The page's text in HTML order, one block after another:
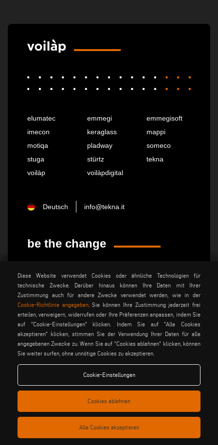
elumatec emmegi
emmegisoft
imecon
keraglass
mappi
motiqa
pladway
someco
stuga
stürtz
tekna
voilàp
voilàpdigital
Deutsch info@tekna.it
be the change
privacy policy rechtsvermerk
allgemeine
verkaufsbedingungen
allgemeine
vertriebsbedingungen
Voilàp S.p.a. - Via Archimede, 10 - 41019 Soliera (MO) - ITALY
- C.F - P.IVA 02057270361
Diese Website verwendet Cookies oder ähnliche Technologien für
technische Zwecke. Darüber hinaus können Ihre Daten mit Ihrer
Zustimmung auch für andere Zwecke verwendet werden, wie in der
Cookie-Richtlinie angegeben. Sie können Ihre Zustimmung jederzeit frei
erteilen, verweigern, widerrufen oder Ihre Präferenzen anpassen, indem Sie
auf "Cookie-Einstellungen" klicken. Indem Sie auf "Alle Cookies
akzeptieren" klicken, stimmen Sie der Verwendung Ihrer Daten für alle
angegebenen Zwecke zu. Wenn Sie auf "Cookies ablehnen" klicken, können
Sie weiter surfen, ohne unnötige Cookies zu akzeptieren.
Cookie-Einstellungen
Cookies ablehnen
Alle Cookies akzeptieren